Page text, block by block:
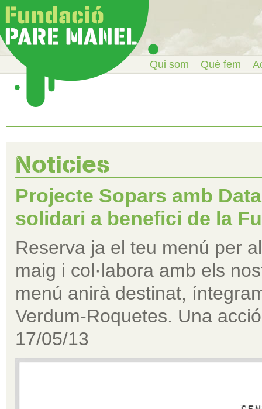
Qui som Què fem
Noticies
Projecte Sopars amb
solidari a benefici de la
Reserva ja el teu menú per
maig i col·labora amb els
menú anirà destinat,
Verdum-Roquetes. Una
17/05/13